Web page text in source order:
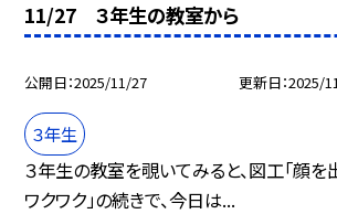
11/27 ３年生の教室から
公開日 2025/11/27 更新日 2025/
３年生
３年生の教室を覗いてみると、図工「顔
ワクワク」の続きで、今日は...